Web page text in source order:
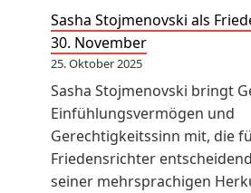
Sasha Stojmenovski als
30. November
25. Oktober 2025
Sasha Stojmenovski bringt
Einfühlungsvermögen und
Gerechtigkeitssinn mit, die
Friedensrichter
seiner mehrsprachigen